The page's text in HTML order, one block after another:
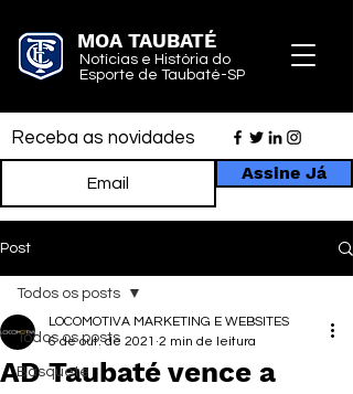
MOA TAUBATÉ
Notícias e História do
Esporte de Taubaté-SP
Receba as novidades
Assine Já
Post
Todos os posts
Basquete
Todos os posts
AD Taubaté vence a
LOCOMOTIVA MARKETING E WEBSITES
6 de out. de 2021 2 min de leitura